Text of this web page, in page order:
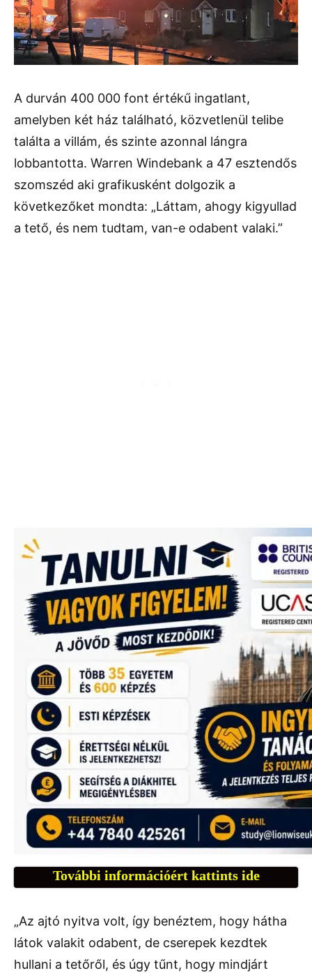
A durván 400 000 font értékű ingatlant,
amelyben két ház található, közvetlenül telibe
találta a villám, és szinte azonnal lángra
lobbantotta. Warren Windebank a 47 esztendős
szomszéd aki grafikusként dolgozik a
következőket mondta: „Láttam, ahogy kigyullad
a tető, és nem tudtam, van-e odabent valaki.”
További információért kattints ide
„Az ajtó nyitva volt, így benéztem, hogy hátha
látok valakit odabent, de cserepek kezdtek
hullani a tetőről, és úgy tűnt, hogy mindjárt